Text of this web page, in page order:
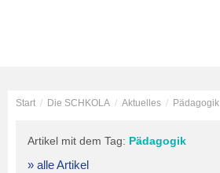
Start / Die SCHKOLA / Aktuelles / Pädagogik
Artikel mit dem Tag: Pädagogik
» alle Artikel